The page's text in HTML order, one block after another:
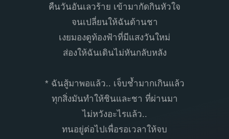
คืนวันอันเลวร้าย เข้ามากัดกินหัวใจ
จนเปลี่ยนให้ฉันด้านชา
เงยมองดูท้องฟ้าที่มีแสงวันใหม่
ส่องให้ฉันเดินไม่หันกลับหลัง
* ฉันสู้มาพอแล้ว.. เจ็บช้ำมากเกินแล้ว
ทุกสิ่งมันทำให้ชินและชา ที่ผ่านมา
ไม่หวังอะไรแล้ว..
ทนอยู่ต่อไปเพื่อรอเวลาให้จบ